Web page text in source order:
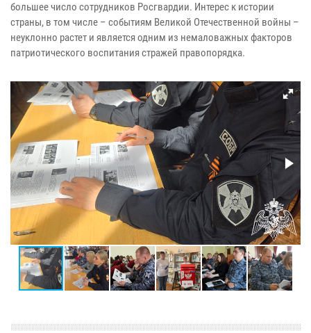
большее число сотрудников Росгвардии. Интерес к истории
страны, в том числе – событиям Великой Отечественной войны –
неуклонно растет и является одним из немаловажных факторов
патриотического воспитания стражей правопорядка.